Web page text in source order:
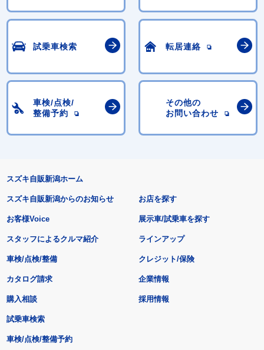
試乗車検索 転居連絡
車検/点検/
整備予約
その他の
お問い合わせ
スズキ自販新潟ホーム
スズキ自販新潟からのお知らせ
お客様Voice
スタッフによるクルマ紹介
お店を探す
展示車/試乗車を探す
ラインアップ
車検/点検/整備 クレジット/保険
カタログ請求
購入相談
試乗車検索
車検/点検/整備予約
企業情報
採用情報